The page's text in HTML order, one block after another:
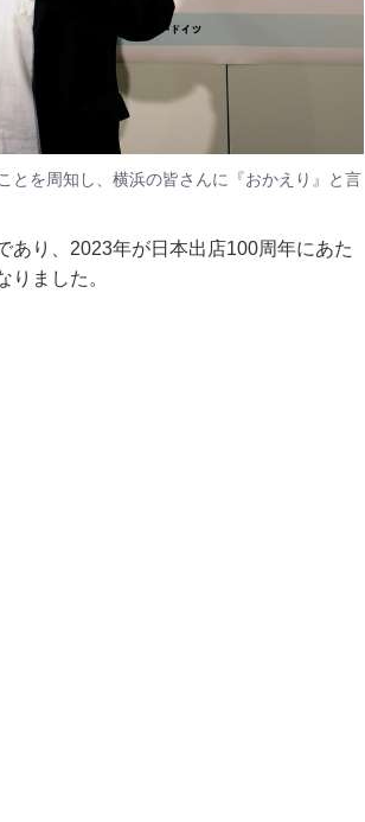
とを周知し、横浜の皆さんに『おかえり』と言
あり、2023年が日本出店100周年にあた
ました。